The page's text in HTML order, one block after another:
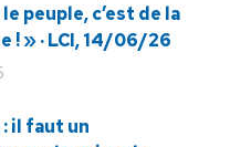
peuple, c’est de la
! » · LCI, 14/06/26
: il faut un